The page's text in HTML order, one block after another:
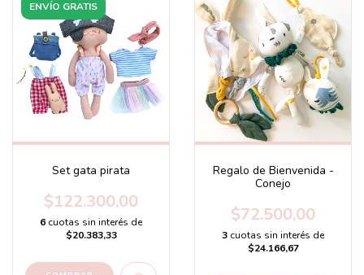
ENVÍO GRATIS
Set gata pirata
$122.300,00
6 cuotas sin interés de
$20.383,33
Regalo de Bienvenida -
Conejo
$72.500,00
3 cuotas sin interés de
$24.166,67